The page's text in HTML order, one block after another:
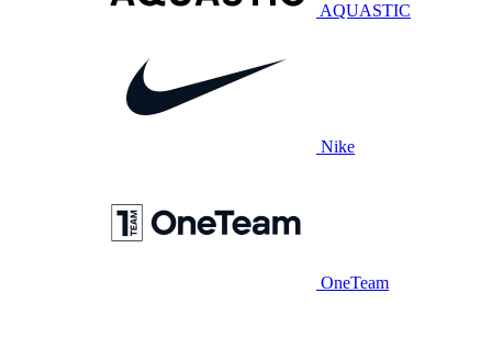
AQUASTIC
Nike
OneTeam